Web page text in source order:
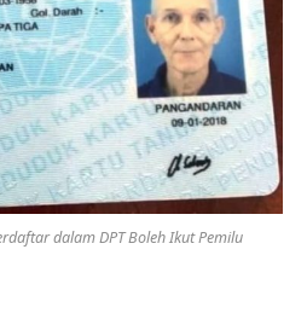
dalam DPT Boleh Ikut Pemilu